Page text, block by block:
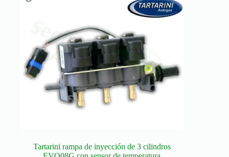
Tartarini rampa de inyección de 3 cilindros